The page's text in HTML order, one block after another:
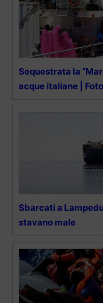
Sequestrata la
acque italiane | Foto
Sbarcati a
stavano male